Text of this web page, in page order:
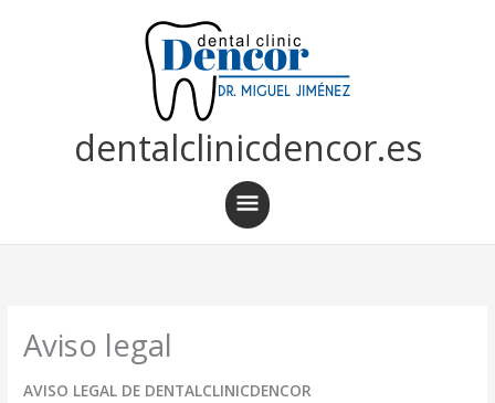
dentalclinicdencor.es
Menú
principal
Aviso legal
AVISO LEGAL DE DENTALCLINICDENCOR